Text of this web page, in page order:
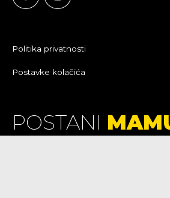
Politika privatnosti
Postavke kolačića
POSTANI